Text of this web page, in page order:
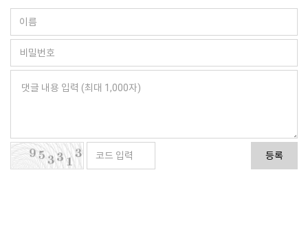
등록